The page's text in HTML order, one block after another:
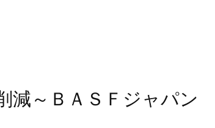
減～ＢＡＳＦジャパン